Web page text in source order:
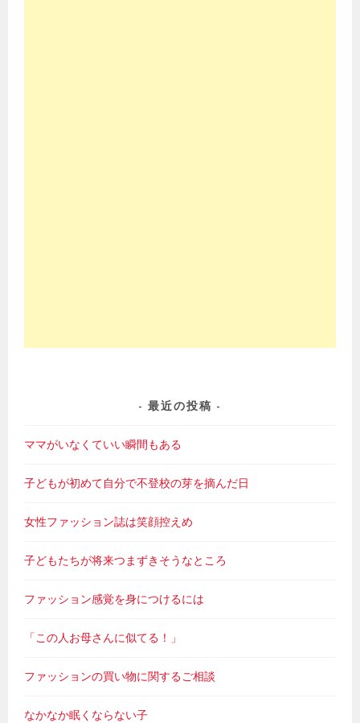
最近の投稿
ママがいなくていい瞬間もある
子どもが初めて自分で不登校の芽を摘んだ日
女性ファッション誌は笑顔控えめ
子どもたちが将来つまずきそうなところ
ファッション感覚を身につけるには
「この人お母さんに似てる！」
ファッションの買い物に関するご相談
なかなか眠くならない子